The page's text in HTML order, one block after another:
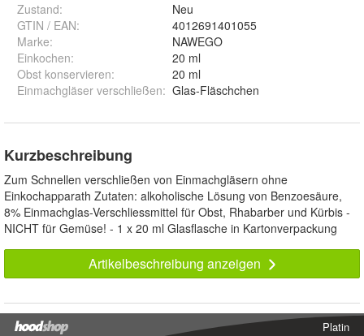
Zustand:
Neu
GTIN / EAN:
4012691401055
Marke:
NAWEGO
Einkochen:
20 ml
Obst konservieren:
20 ml
Einmachgläser verschließen: Glas-Fläschchen
Kurzbeschreibung
Zum Schnellen verschließen von Einmachgläsern ohne
Einkochapparath Zutaten: alkoholische Lösung von Benzoesäure,
8% Einmachglas-Verschliessmittel für Obst, Rhabarber und Kürbis -
NICHT für Gemüse! - 1 x 20 ml Glasflasche in Kartonverpackung
Artikelbeschreibung anzeigen
Platin